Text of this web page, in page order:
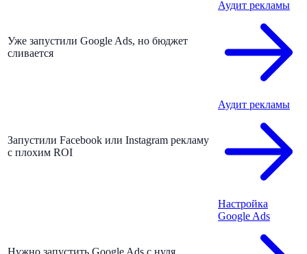
Уже запустили Google Ads, но бюджет
сливается
Аудит рекламы
Запустили Facebook или Instagram рекламу
с плохим ROI
Аудит рекламы
Нужно запустить Google Ads с нуля
Настройка
Google Ads